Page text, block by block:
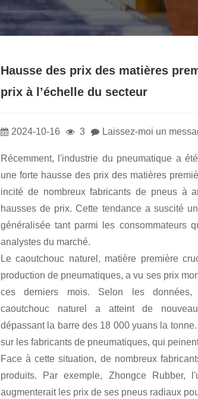
Hausse des prix des matières
prix à l’échelle du secteur
2024-10-16 3 Laissez-moi un
Récemment, l'industrie du pneumatique a
une forte hausse des prix des matières
incité de nombreux fabricants de pneus à
hausses de prix. Cette tendance a suscité
généralisée tant parmi les consommateurs
analystes du marché.
Le caoutchouc naturel, matière première
production de pneumatiques, a vu ses prix
ces derniers mois. Selon les
caoutchouc naturel a atteint de
dépassant la barre des 18 000 yuans la
sur les fabricants de pneumatiques, qui
Face à cette situation, de nombreux
produits. Par exemple, Zhongce
augmenterait les prix de ses pneus radiaux